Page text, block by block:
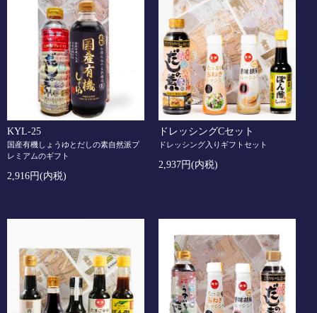
KYL-25
国産有機しょうゆとだしの素自然派プ
レミアムのギフト
2,916円(内税)
ドレッシングCセット
ドレッシング入りギフトセット
2,937円(内税)